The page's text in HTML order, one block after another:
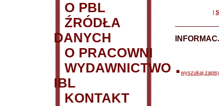
O PBL
ŹRÓDŁA
DANYCH
O PRACOWNI
WYDAWNICTWO
IBL
KONTAKT
|
wyszukaj